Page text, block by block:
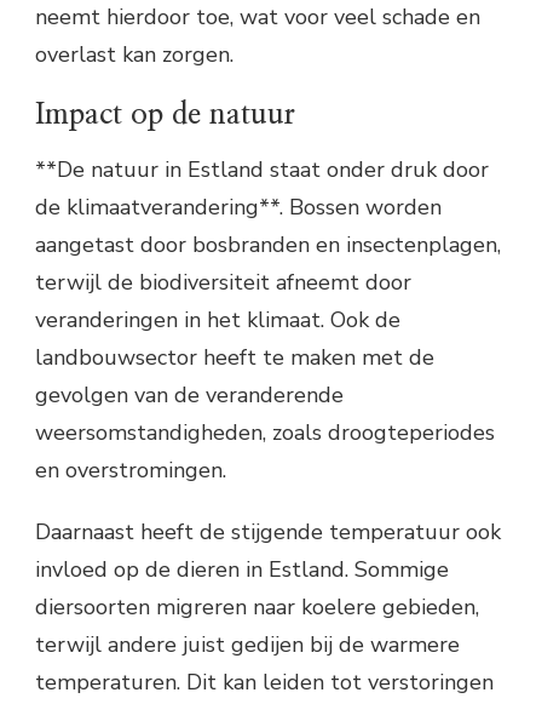
neemt hierdoor toe, wat voor veel schade en
overlast kan zorgen.
Impact op de natuur
**De natuur in Estland staat onder druk door
de klimaatverandering**. Bossen worden
aangetast door bosbranden en insectenplagen,
terwijl de biodiversiteit afneemt door
veranderingen in het klimaat. Ook de
landbouwsector heeft te maken met de
gevolgen van de veranderende
weersomstandigheden, zoals droogteperiodes
en overstromingen.
Daarnaast heeft de stijgende temperatuur ook
invloed op de dieren in Estland. Sommige
diersoorten migreren naar koelere gebieden,
terwijl andere juist gedijen bij de warmere
temperaturen. Dit kan leiden tot verstoringen